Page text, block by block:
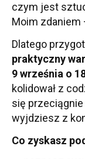
czym jest
Moim zdaniem
Dlatego
praktyczny
9 września o
kolidował z
się
wyjdziesz z
Co zyskasz